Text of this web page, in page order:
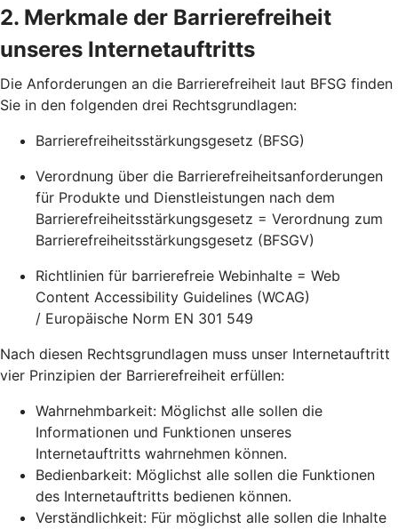
2. Merkmale der Barrierefreiheit
unseres Internetauftritts
Die Anforderungen an die Barrierefreiheit laut BFSG finden
Sie in den folgenden drei Rechtsgrundlagen:
Barrierefreiheitsstärkungsgesetz (BFSG)
Verordnung über die Barrierefreiheitsanforderungen
für Produkte und Dienstleistungen nach dem
Barrierefreiheitsstärkungsgesetz = Verordnung zum
Barrierefreiheitsstärkungsgesetz (BFSGV)
Richtlinien für barrierefreie Webinhalte = Web
Content Accessibility Guidelines (WCAG)
/ Europäische Norm EN 301 549
Nach diesen Rechtsgrundlagen muss unser Internetauftritt
vier Prinzipien der Barrierefreiheit erfüllen:
Wahrnehmbarkeit: Möglichst alle sollen die
Informationen und Funktionen unseres
Internetauftritts wahrnehmen können.
Bedienbarkeit: Möglichst alle sollen die Funktionen
des Internetauftritts bedienen können.
Verständlichkeit: Für möglichst alle sollen die Inhalte